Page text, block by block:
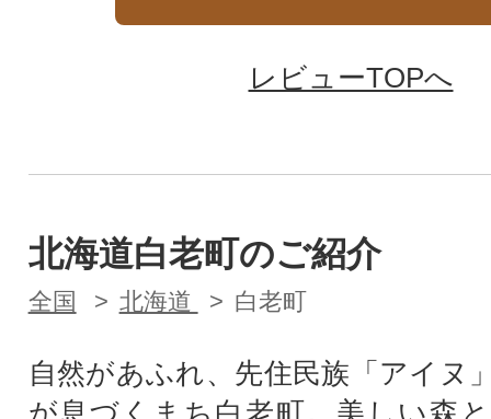
レビューTOPへ
北海道白老町のご紹介
全国 北海道 白老町
自然があふれ、先住民族「アイヌ